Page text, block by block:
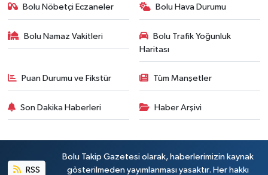
Bolu Nöbetçi Eczaneler Bolu Hava Durumu
Bolu Namaz Vakitleri
Bolu Trafik Yoğunluk
Haritası
Puan Durumu ve Fikstür Tüm Manşetler
Son Dakika Haberleri Haber Arşivi
RSS
Bolu Takip Gazetesi olarak, haberlerimizin kaynak
gösterilmeden yayımlanması yasaktır. Her hakkı